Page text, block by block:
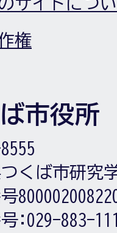
権
市役所
くば市研究
: 029-883-